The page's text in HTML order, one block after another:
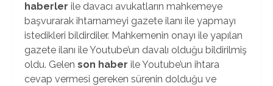
haberler ile davacı avukatların mahkemeye
başvurarak ihtarnameyi gazete ilanı ile yapmayı
istedikleri bildirdiler. Mahkemenin onayı ile yapılan
gazete ilanı ile Youtube’un davalı olduğu bildirilmiş
oldu. Gelen son haber ile Youtube’un ihtara
cevap vermesi gereken sürenin dolduğu ve